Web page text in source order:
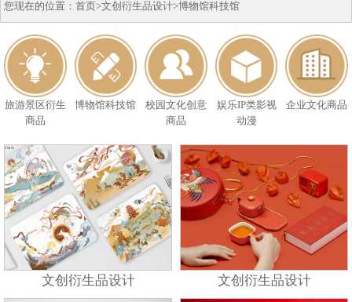
您现在的位置：首页>文创衍生品设计>博物馆科技馆
旅游景区衍生
商品
博物馆科技馆
校园文化创意
商品
娱乐IP类影视
动漫
企业文化商品
文创衍生品设计 文创衍生品设计